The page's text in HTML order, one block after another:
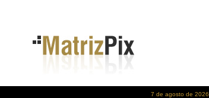
7 de agosto de 2026